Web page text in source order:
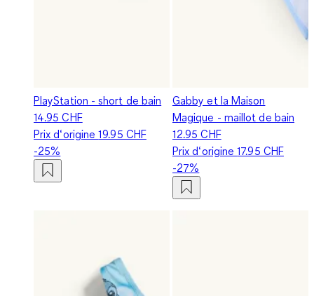
PlayStation - short de bain
14.95 CHF
Prix d‘origine19.95 CHF
-25%
Gabby et la Maison
Magique - maillot de bain
12.95 CHF
Prix d‘origine17.95 CHF
-27%